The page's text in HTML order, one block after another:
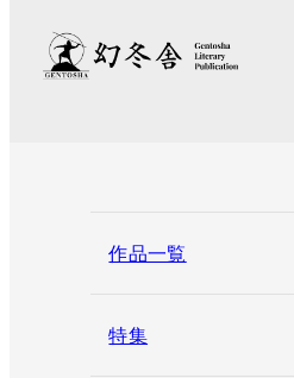
作品一覧
特集